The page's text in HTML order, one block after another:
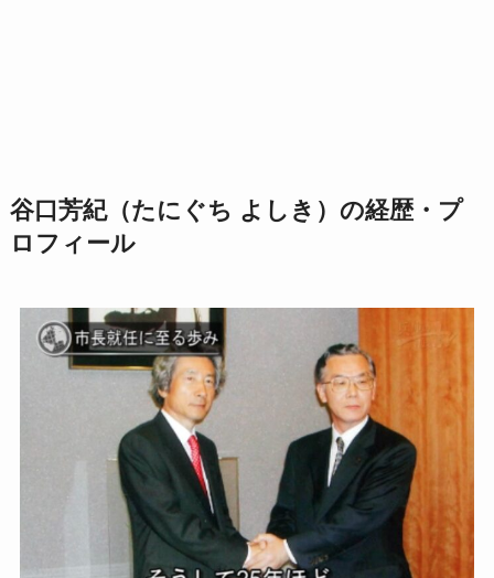
谷口芳紀（たにぐち よしき）の経歴・プ
ロフィール